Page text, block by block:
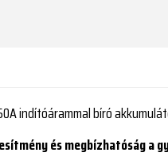
indítóárammal bíró
és megbízhatóság a